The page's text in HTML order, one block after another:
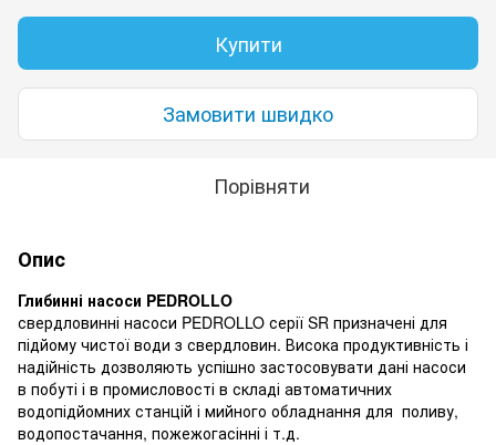
Купити
Замовити швидко
Порівняти
Опис
Глибинні насоси PEDROLLO
свердловинні насоси PEDROLLO серії SR призначені для
підйому чистої води з свердловин. Висока продуктивність і
надійність дозволяють успішно застосовувати дані насоси
в побуті і в промисловості в складі автоматичних
водопідйомних станцій і мийного обладнання для поливу,
водопостачання, пожежогасінні і т.д.